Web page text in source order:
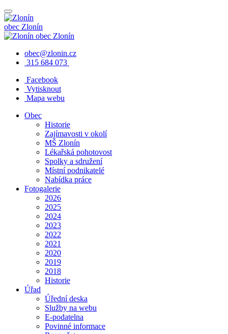
obec Zlonín
obec Zlonín
obec@zlonin.cz
315 684 073
Facebook
Vytisknout
Mapa webu
Obec
Historie
Zajímavosti v okolí
MŠ Zlonín
Lékařská pohotovost
Spolky a sdružení
Místní podnikatelé
Nabídka práce
Fotogalerie
2026
2025
2024
2023
2022
2021
2020
2019
2018
Historie
Úřad
Úřední deska
Služby na webu
E-podatelna
Povinné informace